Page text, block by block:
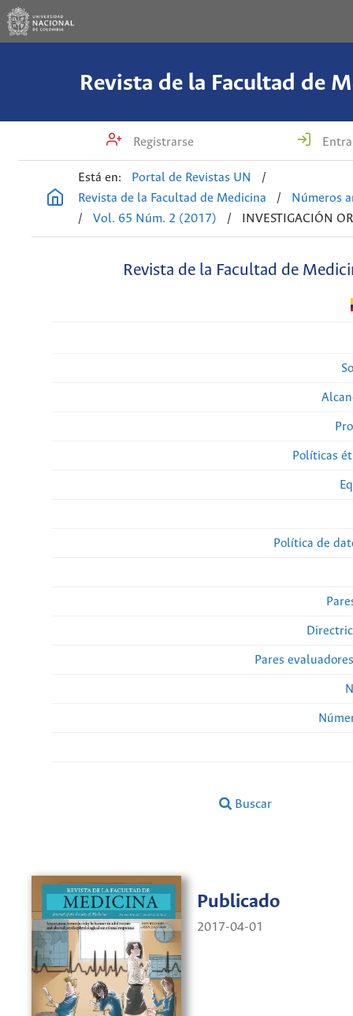
Revista de la Facultad de
Registrarse
Está en: Portal de Revistas UN
/
Revista de la Facultad de Medicina
/
Números
/
Vol. 65 Núm. 2 (2017) / INVESTIGACIÓN
Revista de la Facultad de
Políticas
Política de
Pares
Buscar
Publicado
2017-04-01